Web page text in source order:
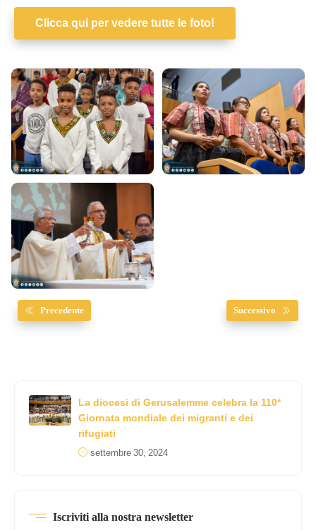
Clicca qui per vedere tutte le foto!
Precedente Successivo
La diocesi di Gerusalemme celebra la 110ª
Giornata mondiale dei migranti e dei
rifugiati
settembre 30, 2024
Iscriviti alla nostra newsletter